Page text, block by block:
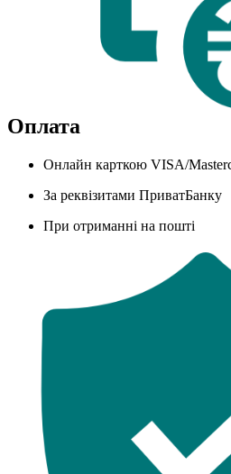
Оплата
Онлайн карткою VISA/
За реквізитами ПриватБанку
При отриманні на пошті